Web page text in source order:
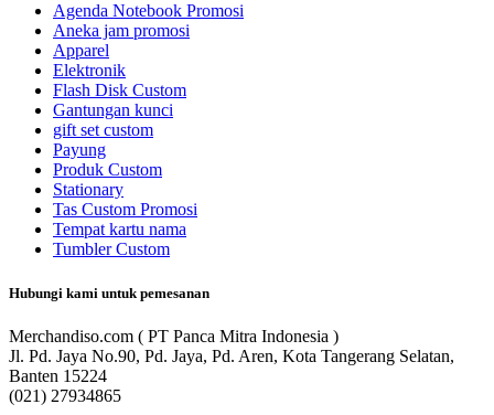
Agenda Notebook Promosi
Aneka jam promosi
Apparel
Elektronik
Flash Disk Custom
Gantungan kunci
gift set custom
Payung
Produk Custom
Stationary
Tas Custom Promosi
Tempat kartu nama
Tumbler Custom
Hubungi kami untuk pemesanan
Merchandiso.com ( PT Panca Mitra Indonesia )
Jl. Pd. Jaya No.90, Pd. Jaya, Pd. Aren, Kota Tangerang Selatan,
Banten 15224
(021) 27934865